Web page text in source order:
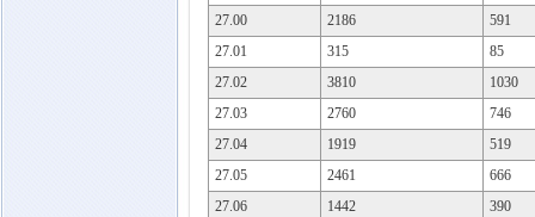
27.00
2186
591
27.01
315
85
27.02
3810
1030
27.03
2760
746
27.04
1919
519
27.05
2461
666
27.06
1442
390